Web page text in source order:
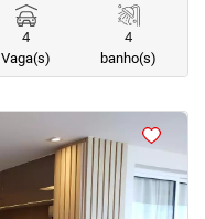
4
Vaga(s)
4
banho(s)